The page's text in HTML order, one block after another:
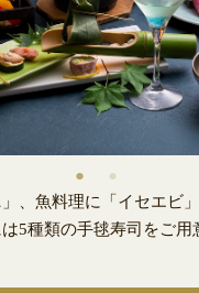
、魚料理に「イセエビ
5種類の手毬寿司をご用